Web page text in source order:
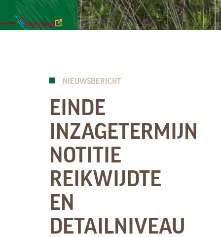
FAUNA
GEBIED
NIEUWSBRIEVEN
VEELGESTELDE
VRAGEN
DOWNLOADS
NIEUWSBERICHT
EINDE
INZAGETERMIJN
NOTITIE
REIKWIJDTE
EN
DETAILNIVEAU